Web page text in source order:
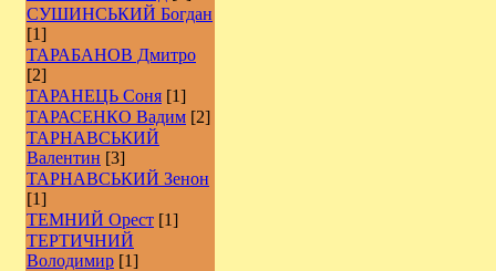
СУШИНСЬКИЙ Богдан
[1]
ТАРАБАНОВ Дмитро
[2]
ТАРАНЕЦЬ Соня [1]
ТАРАСЕНКО Вадим [2]
ТАРНАВСЬКИЙ
Валентин [3]
ТАРНАВСЬКИЙ Зенон
[1]
ТЕМНИЙ Орест [1]
ТЕРТИЧНИЙ
Володимир [1]